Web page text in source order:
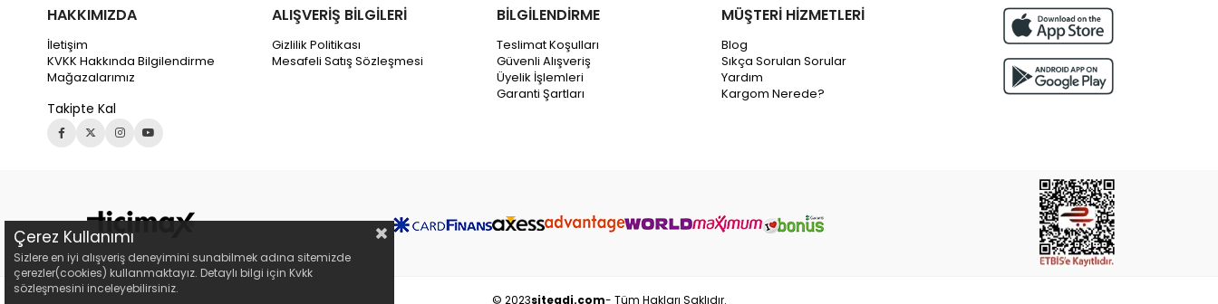
HAKKIMIZDA
İletişim
KVKK Hakkında Bilgilendirme
Mağazalarımız
Takipte Kal
ALIŞVERİŞ BİLGİLERİ
Gizlilik Politikası
Mesafeli Satış Sözleşmesi
BİLGİLENDİRME
Teslimat Koşulları
Güvenli Alışveriş
Üyelik İşlemleri
Garanti Şartları
MÜŞTERİ HİZMETLERİ
Blog
Sıkça Sorulan Sorular
Yardım
Kargom Nerede?
© 2023siteadi.com- Tüm Hakları Saklıdır.
Çerez Kullanımı
Sizlere en iyi alışveriş deneyimini sunabilmek adına sitemizde
çerezler(cookies) kullanmaktayız. Detaylı bilgi için Kvkk
sözleşmesini inceleyebilirsiniz.